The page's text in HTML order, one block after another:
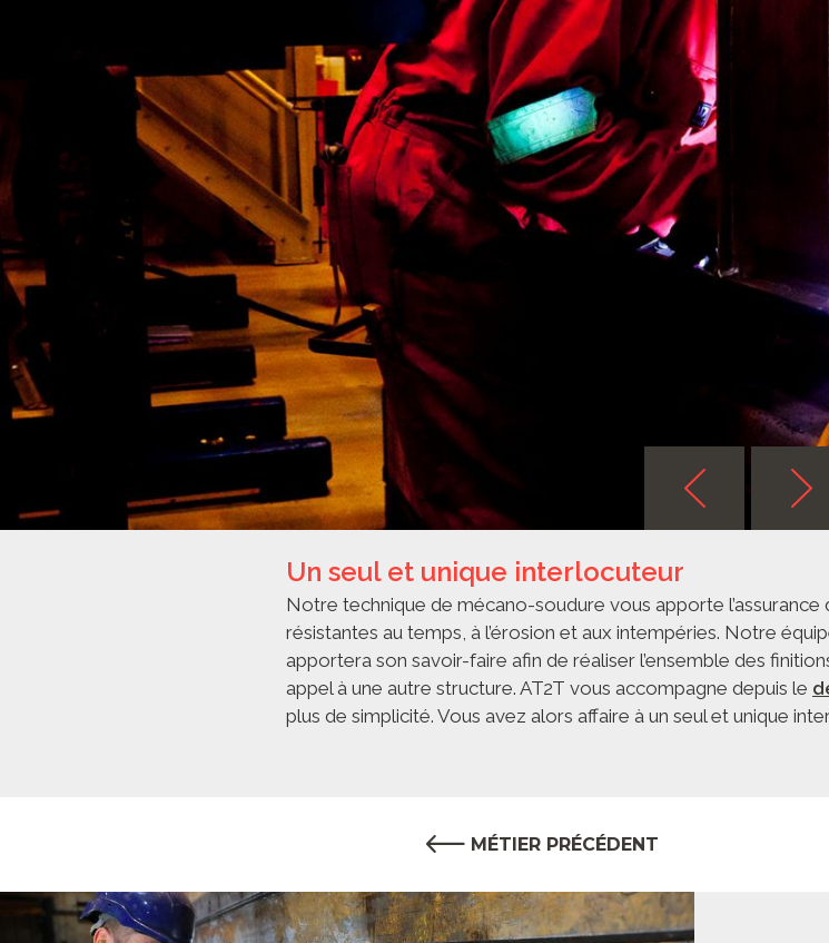
Un seul et unique interlocuteur
Notre technique de mécano-soudure vous apporte l’assurance
résistantes au temps, à l’érosion et aux intempéries. Notre
apportera son savoir-faire afin de réaliser l’ensemble des
appel à une autre structure. AT2T vous accompagne depuis le
plus de simplicité. Vous avez alors affaire à un seul et unique
MÉTIER PRÉCÉDENT